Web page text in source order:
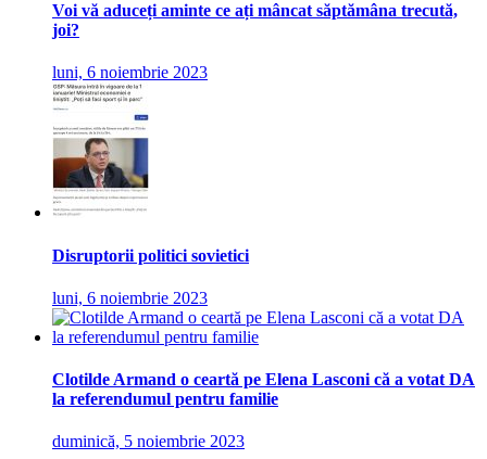
Voi vă aduceți aminte ce ați mâncat săptămâna trecută,
joi?
luni, 6 noiembrie 2023
Disruptorii politici sovietici
luni, 6 noiembrie 2023
Clotilde Armand o ceartă pe Elena Lasconi că a votat DA
la referendumul pentru familie
duminică, 5 noiembrie 2023